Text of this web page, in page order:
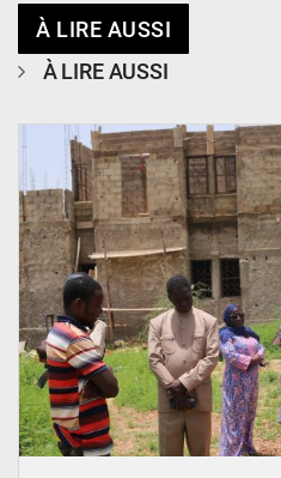
À LIRE AUSSI
À LIRE AUSSI